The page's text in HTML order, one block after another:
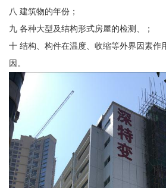
八 建筑物的年份；
九 各种大型及结构形式房屋的检测、；
十 结构、构件在温度、收缩等外界因素作
因。